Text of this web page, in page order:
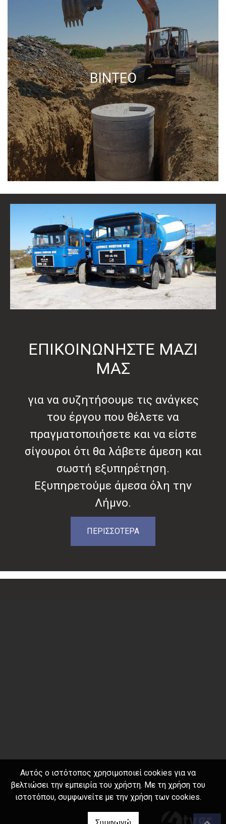
ΒΙΝΤΕΟ
ΕΠΙΚΟΙΝΩΝΗΣΤΕ ΜΑΖΙ
ΜΑΣ
για να συζητήσουμε τις ανάγκες
του έργου που θέλετε να
πραγματοποιήσετε και να είστε
σίγουροι ότι θα λάβετε άμεση και
σωστή εξυπηρέτηση.
Εξυπηρετούμε άμεσα όλη την
Λήμνο.
ΠΕΡΙΣΣΟΤΕΡΑ
Αυτός ο ιστότοπος χρησιμοποιεί cookies για να
βελτιώσει την εμπειρία του χρήστη. Με τη χρήση του
ιστοτόπου, συμφωνείτε με την χρήση των cookies.